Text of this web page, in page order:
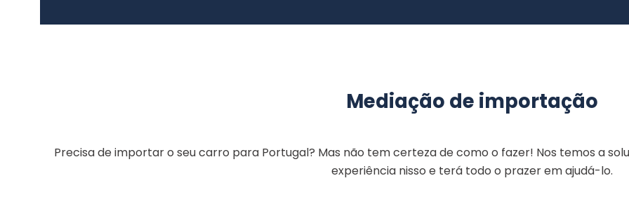
Mediação de importação
Precisa de importar o seu carro para Portugal? Mas não tem certeza de como o fazer! Nos temos a
experiência nisso e terá todo o prazer em ajudá-lo.